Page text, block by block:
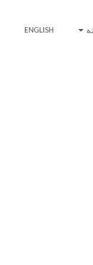
ENGLISH